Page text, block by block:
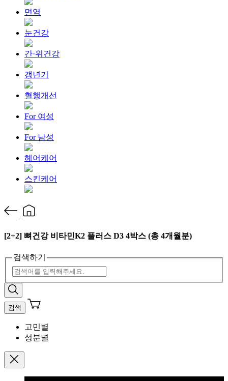
면역
눈건강
간·위건강
갱년기
혈행개선
For 여성
For 남성
헤어케어
스킨케어
[2+2] 뼈건강 비타민K2 플러스 D3 4박스 (총 4개월분)
검색하기
검색
고민별
성분별